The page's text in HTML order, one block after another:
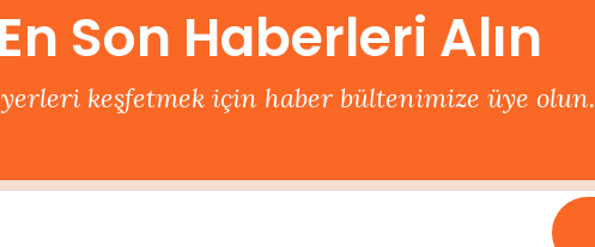
Son Haberleri Alın
keşfetmek için haber bültenimize üye olun.